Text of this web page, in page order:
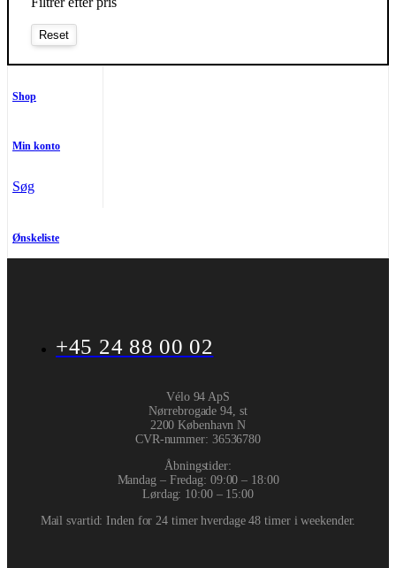
Shop
Min konto
Søg
Ønskeliste
+45 24 88 00 02
Vélo 94 ApS
Nørrebrogade 94, st
2200 København N
CVR-nummer: 36536780
Åbningstider:
Mandag – Fredag: 09:00 – 18:00
Lørdag: 10:00 – 15:00
Mail svartid: Inden for 24 timer hverdage 48 timer i weekender.